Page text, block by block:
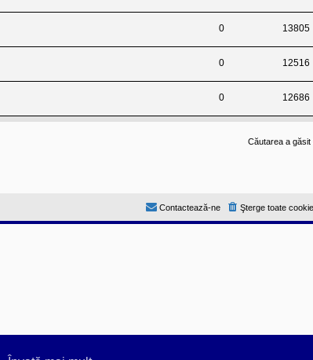
0 13805
0 12516
0 12686
Căutarea a
Şterge toate
Contactează-ne